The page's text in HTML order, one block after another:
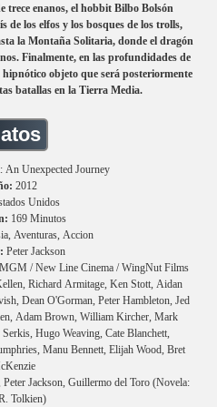
trece enanos, el hobbit Bilbo Bolsón
de los elfos y los bosques de los trolls,
la Montaña Solitaria, donde el dragón
Finalmente, en las profundidades de
objeto que será posteriormente
batallas en la Tierra Media.
An Unexpected Journey
2012
Unidos
169 Minutos
Aventuras, Accion
Peter Jackson
/ New Line Cinema / WingNut Films
Richard Armitage, Ken Stott, Aidan
Dean O'Gorman, Peter Hambleton, Jed
Adam Brown, William Kircher, Mark
Hugo Weaving, Cate Blanchett,
Manu Bennett, Elijah Wood, Bret
Jackson, Guillermo del Toro (Novela:
Tolkien)